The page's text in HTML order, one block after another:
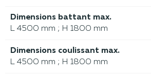
Dimensions battant max.
L 4500 mm ; H 1800 mm
Dimensions coulissant max.
L 4500 mm ; H 1800 mm